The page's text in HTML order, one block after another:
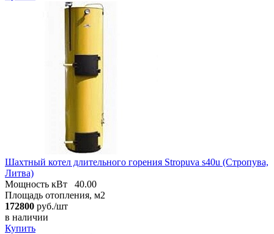
Шахтный котел длительного горения Stropuva s40u (Стропува,
Литва)
Мощность кВт
40.00
Площадь отопления, м2
172800 руб./шт
в наличии
Купить